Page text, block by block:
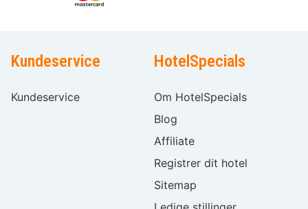
Kundeservice
Kundeservice
HotelSpecials
Om HotelSpecials
Blog
Affiliate
Registrer dit hotel
Sitemap